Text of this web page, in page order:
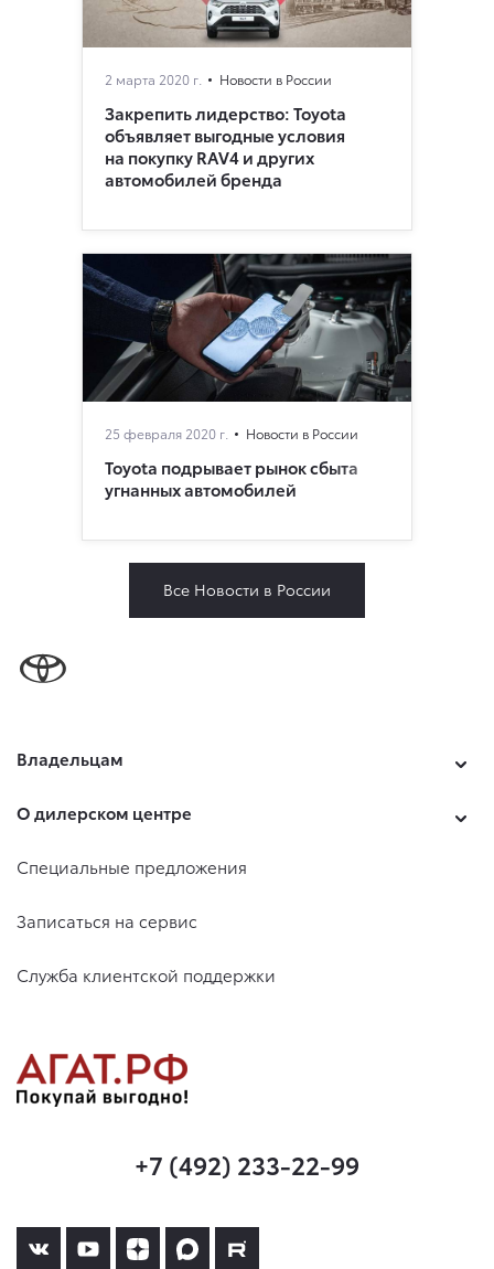
2 марта 2020 г. Новости в России
Закрепить лидерство: Toyota
объявляет выгодные условия
на покупку RAV4 и других
автомобилей бренда
25 февраля 2020 г. Новости в России
Toyota подрывает рынок сбыта
угнанных автомобилей
Все Новости в России
Владельцам
О дилерском центре
Специальные предложения
Записаться на сервис
Служба клиентской поддержки
+7 (492) 233-22-99